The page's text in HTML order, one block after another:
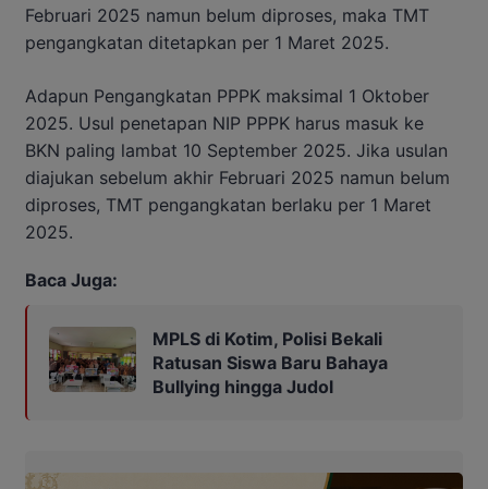
Februari 2025 namun belum diproses, maka TMT
pengangkatan ditetapkan per 1 Maret 2025.
Adapun Pengangkatan PPPK maksimal 1 Oktober
2025. Usul penetapan NIP PPPK harus masuk ke
BKN paling lambat 10 September 2025. Jika usulan
diajukan sebelum akhir Februari 2025 namun belum
diproses, TMT pengangkatan berlaku per 1 Maret
2025.
Baca Juga:
MPLS di Kotim, Polisi Bekali
Ratusan Siswa Baru Bahaya
Bullying hingga Judol